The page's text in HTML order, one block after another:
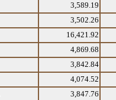
3,589.19
3,502.26
16,421.92
4,869.68
3,842.84
4,074.52
3,847.76